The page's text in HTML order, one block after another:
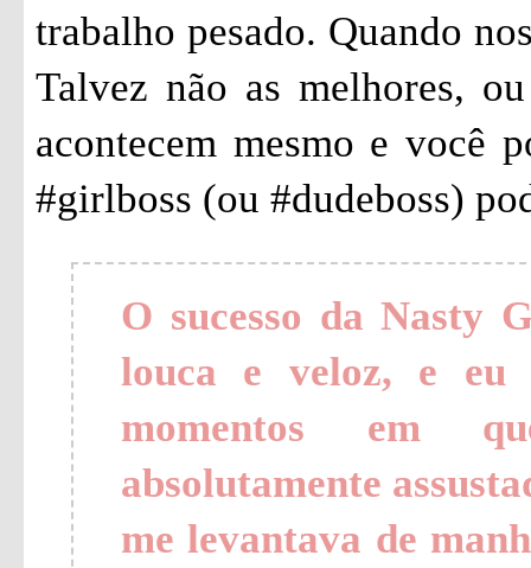
trabalho pesado. Quando
Talvez não as melhores,
acontecem mesmo e você
#girlboss (ou #dudeboss)
O sucesso da Nasty
louca e veloz, e eu
momentos em
absolutamente
me levantava de